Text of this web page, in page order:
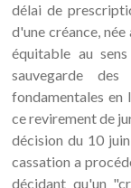
délai de
d'une créance,
équitable au
sauvegarde
fondamentales en
ce revirement de
décision du 10
cassation a
décidant qu'un